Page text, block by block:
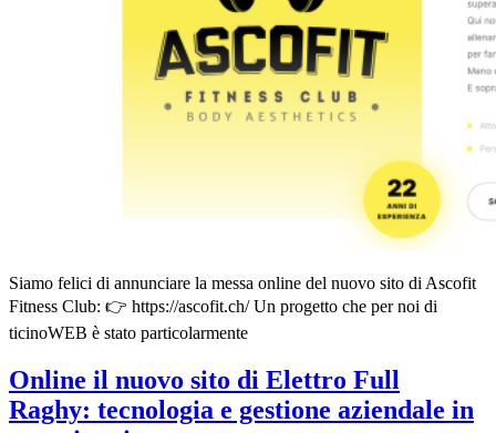
Siamo felici di annunciare la messa online del nuovo sito di Ascofit
Fitness Club: 👉 https://ascofit.ch/ Un progetto che per noi di
ticinoWEB è stato particolarmente
Online il nuovo sito di Elettro Full
Raghy: tecnologia e gestione aziendale in